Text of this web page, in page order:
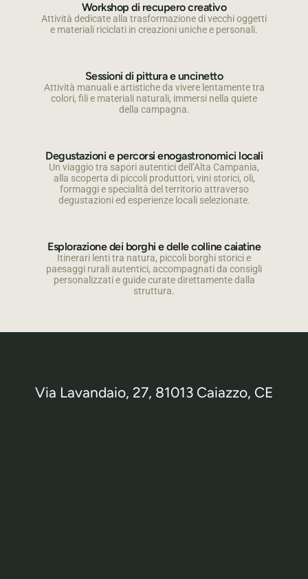
Workshop di recupero creativo
Attività dedicate alla trasformazione di vecchi oggetti
e materiali riciclati in creazioni uniche e personali.
Sessioni di pittura e uncinetto
Attività manuali e artistiche da vivere lentamente tra
colori, fili e materiali naturali, immersi nella quiete
della campagna.
Degustazioni e percorsi enogastronomici locali
Un viaggio tra sapori autentici dell’Alta Campania,
alla scoperta di piccoli produttori, vini storici, oli,
formaggi e specialità del territorio attraverso
degustazioni ed esperienze locali selezionate.
Esplorazione dei borghi e delle colline caiatine
Itinerari lenti tra natura, piccoli borghi storici e
paesaggi rurali autentici, accompagnati da consigli
personalizzati e guide curate direttamente dalla
struttura.
Via Lavandaio, 27, 81013 Caiazzo, CE